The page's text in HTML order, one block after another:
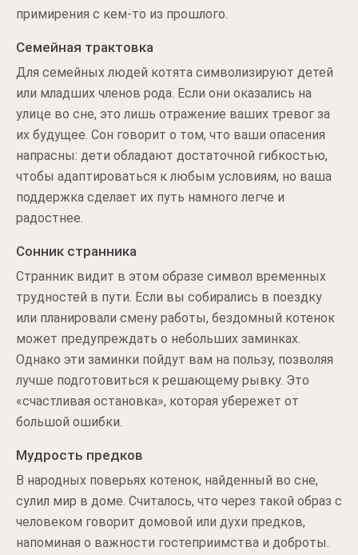
примирения с кем-то из прошлого.
Семейная трактовка
Для семейных людей котята символизируют детей
или младших членов рода. Если они оказались на
улице во сне, это лишь отражение ваших тревог за
их будущее. Сон говорит о том, что ваши опасения
напрасны: дети обладают достаточной гибкостью,
чтобы адаптироваться к любым условиям, но ваша
поддержка сделает их путь намного легче и
радостнее.
Сонник странника
Странник видит в этом образе символ временных
трудностей в пути. Если вы собирались в поездку
или планировали смену работы, бездомный котенок
может предупреждать о небольших заминках.
Однако эти заминки пойдут вам на пользу, позволяя
лучше подготовиться к решающему рывку. Это
«счастливая остановка», которая убережет от
большой ошибки.
Мудрость предков
В народных поверьях котенок, найденный во сне,
сулил мир в доме. Считалось, что через такой образ с
человеком говорит домовой или духи предков,
напоминая о важности гостеприимства и доброты.